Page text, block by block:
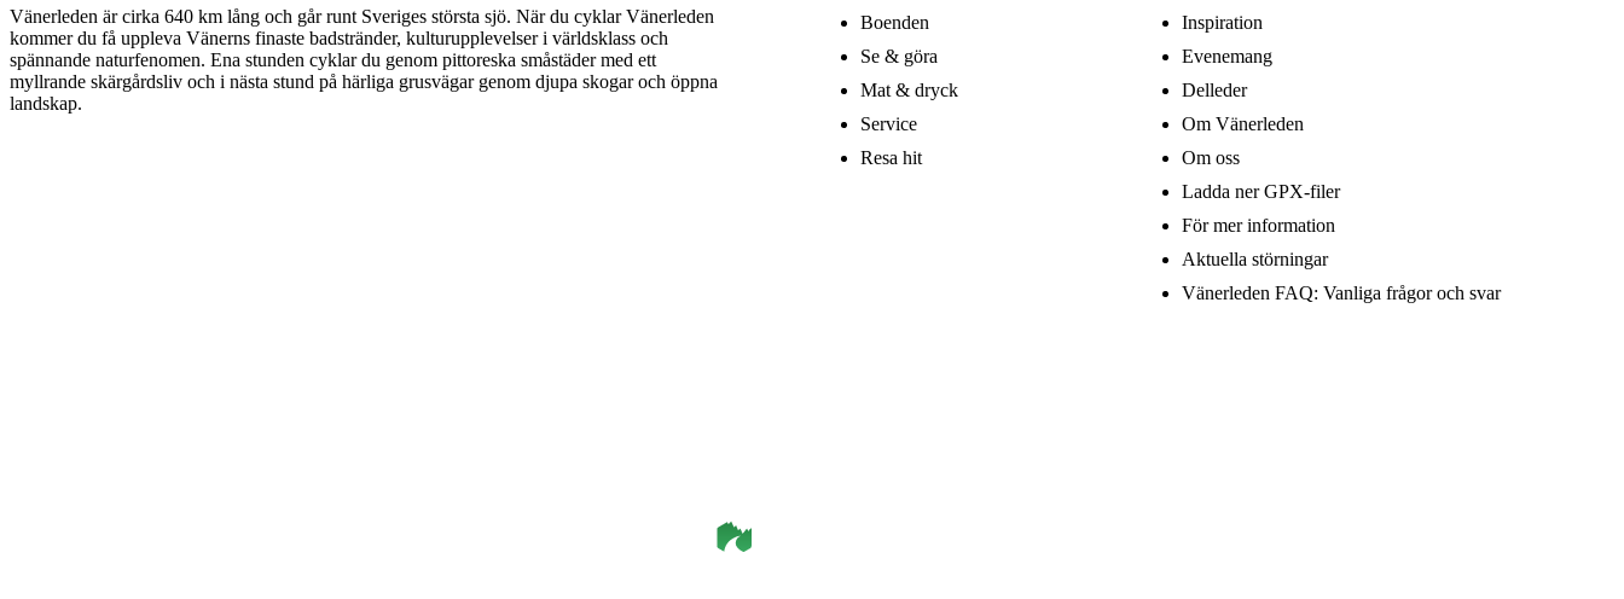
Vänerleden är cirka 640 km lång och går runt Sveriges största sjö. När du cyklar Vänerleden
kommer du få uppleva Vänerns finaste badstränder, kulturupplevelser i världsklass och
spännande naturfenomen. Ena stunden cyklar du genom pittoreska småstäder med ett
myllrande skärgårdsliv och i nästa stund på härliga grusvägar genom djupa skogar och öppna
landskap.
Boenden
Se & göra
Mat & dryck
Service
Resa hit
Inspiration
Evenemang
Delleder
Om Vänerleden
Om oss
Ladda ner GPX-filer
För mer information
Aktuella störningar
Vänerleden FAQ: Vanliga frågor och svar